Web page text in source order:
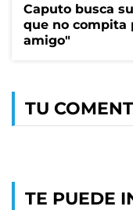
Caputo busca
que no compita
amigo"
TU
TE PUEDE